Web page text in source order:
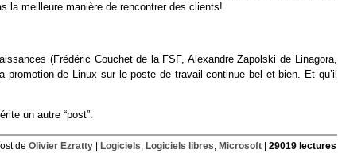
la meilleure manière de rencontrer des clients!
(Frédéric Couchet de la FSF, Alexandre Zapolski de Linagora,
de Linux sur le poste de travail continue bel et bien. Et qu’il
un autre “post”.
de Olivier Ezratty| Logiciels Logiciels libres Microsoft| 29019 lectures